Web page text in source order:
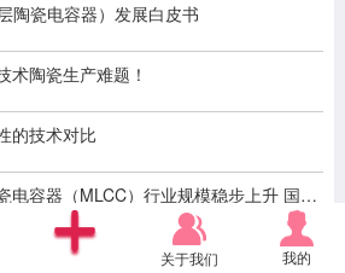
陶瓷电容器）发展白皮书
术陶瓷生产难题！
的技术对比
多重动力驱动下多层陶瓷电容器（MLCC）行业规模稳步上升 国产替代空间广阔
关于我们 我的